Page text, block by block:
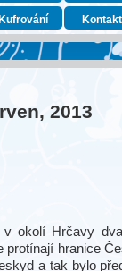
Kufrování
2013
okolí Hrčavy
hranice
a tak bylo